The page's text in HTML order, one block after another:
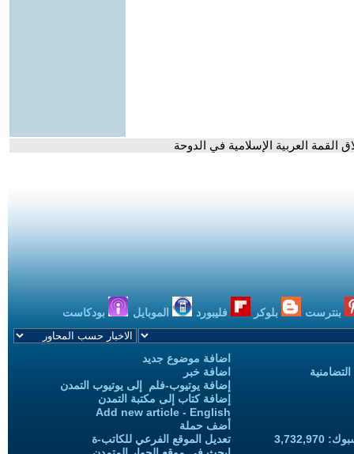
القمة العربية الإسلامية في الدوحة
بنترست بلوكر فليبورد الموبايل بودكاست
اضافة موضوع جديد
اضافة خبر
إضافة يوتيوب-فلم إلى يوتيوب التمدن
إضافة كتاب إلى مكتبة التمدن
Add new article - English
أضف حملة
تعديل الموقع الفرعي للكاتب-ة